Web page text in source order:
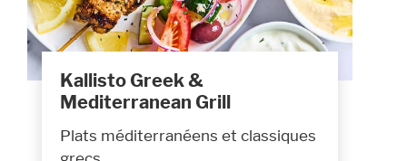
Kallisto Greek &
Mediterranean Grill
Plats méditerranéens et classiques